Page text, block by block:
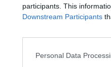
participants. This
Downstream Participants
Personal Data